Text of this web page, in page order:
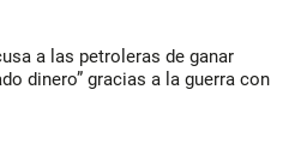
a las petroleras de ganar
dinero” gracias a la guerra con